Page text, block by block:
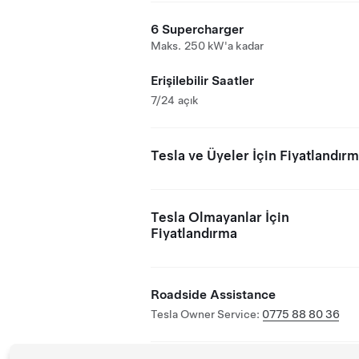
6 Supercharger
Maks. 250 kW'a kadar
Erişilebilir Saatler
7/24 açık
Tesla ve Üyeler İçin
Tesla Olmayanlar İçin
Fiyatlandırma
Roadside Assistance
Tesla Owner Service: 0775 88 80 36